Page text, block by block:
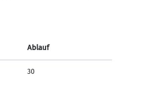
Telefon +4942172484
Ablauf
30